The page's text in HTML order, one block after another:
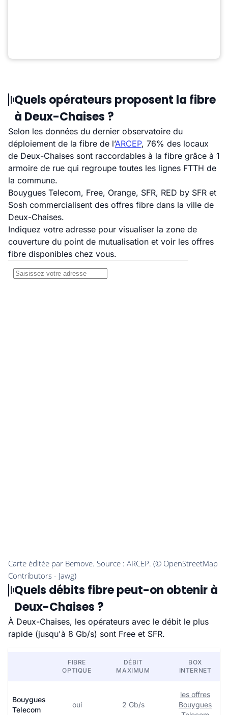
Quels opérateurs proposent la fibre
à Deux-Chaises ?
Selon les données du dernier observatoire du
déploiement de la fibre de l’ARCEP, 76% des locaux
de Deux-Chaises sont raccordables à la fibre grâce à 1
armoire de rue qui regroupe toutes les lignes FTTH de
la commune.
Bouygues Telecom, Free, Orange, SFR, RED by SFR et
Sosh commercialisent des offres fibre dans la ville de
Deux-Chaises.
Indiquez votre adresse pour visualiser la zone de
couverture du point de mutualisation et voir les offres
fibre disponibles chez vous.
Quels débits fibre peut-on obtenir à
Deux-Chaises ?
À Deux-Chaises, les opérateurs avec le débit le plus
rapide (jusqu'à 8 Gb/s) sont Free et SFR.
FIBRE
OPTIQUE
DÉBIT
MAXIMUM
BOX
INTERNET
Bouygues
Telecom
oui 2 Gb/s
les offres
Bouygues